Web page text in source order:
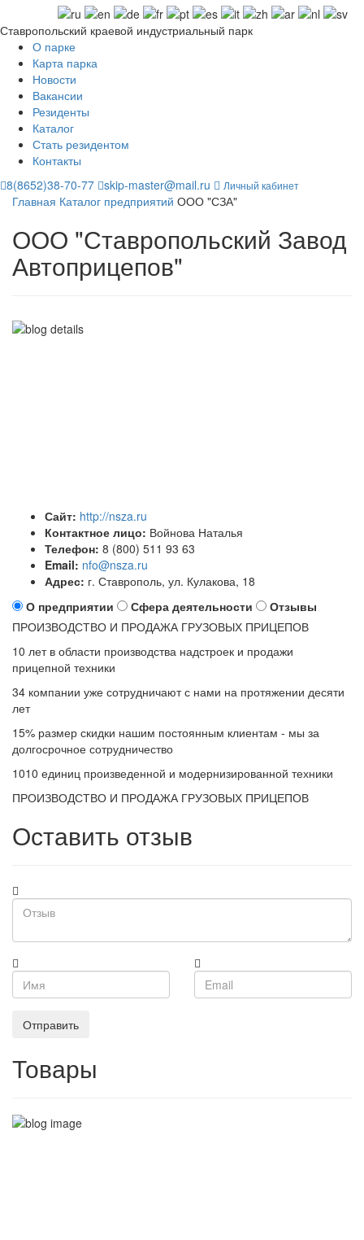
Ставропольский краевой индустриальный парк
О парке
Карта парка
Новости
Вакансии
Резиденты
Каталог
Стать резидентом
Контакты
8(8652)38-70-77 skip-master@mail.ru Личный кабинет
Главная Каталог предприятий ООО "СЗА"
ООО "Ставропольский Завод
Автоприцепов"
Сайт: http://nsza.ru
Контактное лицо: Войнова Наталья
Телефон: 8 (800) 511 93 63
Email: nfo@nsza.ru
Адрес: ​г. Ставрополь, ул. Кулакова, 18
О предприятии
Сфера деятельности
Отзывы
ПРОИЗВОДСТВО И ПРОДАЖА ГРУЗОВЫХ ПРИЦЕПОВ
10 лет в области производства надстроек и продажи
прицепной техники
34 компании уже сотрудничают с нами на протяжении десяти
лет
15% размер скидки нашим постоянным клиентам - мы за
долгосрочное сотрудничество
1010 единиц произведенной и модернизированной техники
ПРОИЗВОДСТВО И ПРОДАЖА ГРУЗОВЫХ ПРИЦЕПОВ
Оставить отзыв
Отправить
Товары